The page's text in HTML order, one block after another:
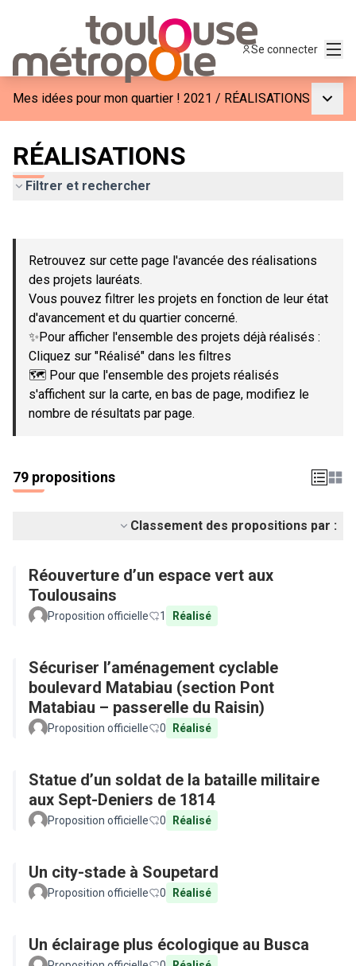
Se connecter
Mes idées pour mon quartier ! 2021 / RÉALISATIONS
RÉALISATIONS
Filtrer et rechercher
−
Retrouvez sur cette page l'avancée des réalisations
des projets lauréats.
Vous pouvez filtrer les projets en fonction de leur état
d'avancement et du quartier concerné.
✨Pour afficher l'ensemble des projets déjà réalisés :
Cliquez sur "Réalisé" dans les filtres
🗺️ Pour que l'ensemble des projets réalisés
s'affichent sur la carte, en bas de page, modifiez le
nombre de résultats par page.
79 propositions
Classement des propositions par :
Réouverture d’un espace vert aux
Toulousains
Proposition officielle 1 Réalisé
Sécuriser l’aménagement cyclable
boulevard Matabiau (section Pont
Matabiau – passerelle du Raisin)
Proposition officielle 0 Réalisé
Statue d’un soldat de la bataille militaire
aux Sept-Deniers de 1814
Proposition officielle 0 Réalisé
Un city-stade à Soupetard
Proposition officielle 0 Réalisé
Un éclairage plus écologique au Busca